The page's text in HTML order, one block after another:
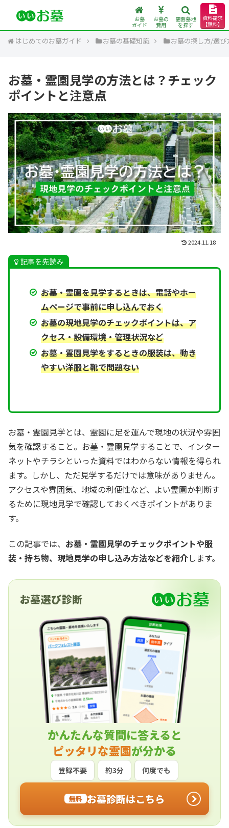
お墓
ガイド
お墓の
費用
霊園墓地
を探す
資料請求
【無料】
はじめてのお墓ガイド お墓の基礎知識 お墓の探し方/選
お墓・霊園見学の方法とは？チェック
ポイントと注意点
2024.11.18
記事を先読み
お墓・霊園を見学するときは、電話やホー
ムページで事前に申し込んでおく
お墓の現地見学のチェックポイントは、ア
クセス・設備環境・管理状況など
お墓・霊園見学をするときの服装は、動き
やすい洋服と靴で問題ない
お墓・霊園見学とは、霊園に足を運んで現地の状況や雰囲
気を確認すること。お墓・霊園見学することで、インター
ネットやチラシといった資料ではわからない情報を得られ
ます。しかし、ただ見学するだけでは意味がありません。
アクセスや雰囲気、地域の利便性など、よい霊園か判断す
るために現地見学で確認しておくべきポイントがありま
す。
この記事では、 お墓・霊園見学のチェックポイントや服
装・持ち物、現地見学の申し込み方法などを紹介します。
お墓選び診断
かんたんな質問に答えると
ピッタリな霊園が分かる
登録不要 約3分 何度でも
無料 お墓診断はこちら